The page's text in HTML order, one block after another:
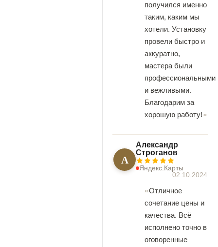
получился именно
таким, каким мы
хотели. Установку
провели быстро и
аккуратно,
мастера были
профессиональными
и вежливыми.
Благодарим за
хорошую работу!
А
Александр
Строганов
Яндекс.Карты
02.10.2024
Отличное
сочетание цены и
качества. Всё
исполнено точно в
оговоренные